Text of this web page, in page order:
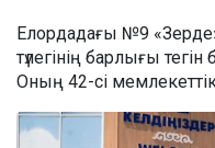
Елордадағы №9
түлегінің барлығы
Оның 42-сі